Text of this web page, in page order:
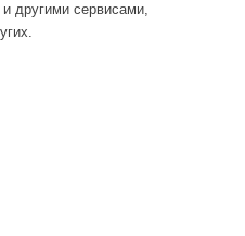
другими сервисами,